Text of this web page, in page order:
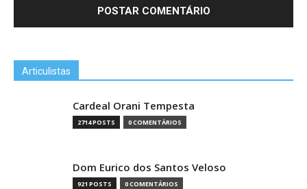
Articulistas
Cardeal Orani Tempesta
2714 POSTS 0 COMENTÁRIOS
Dom Eurico dos Santos Veloso
921 POSTS 0 COMENTÁRIOS